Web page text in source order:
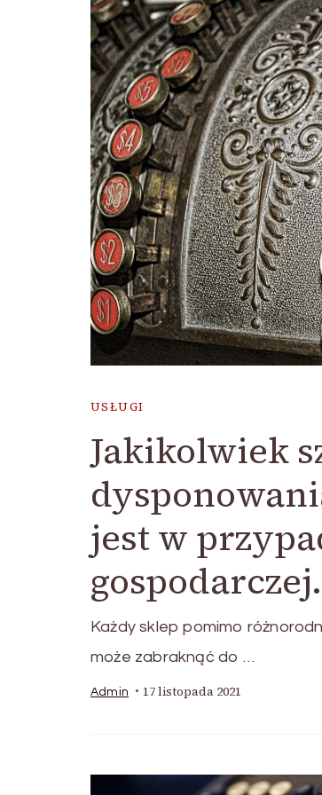
USŁUGI
Jakikolwiek
jest w
gospodarczej.
Każdy sklep pomimo
może zabraknąć do …
Admin 17 listopada 2021